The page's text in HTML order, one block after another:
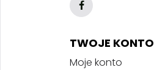
TWOJE KONTO
Moje konto